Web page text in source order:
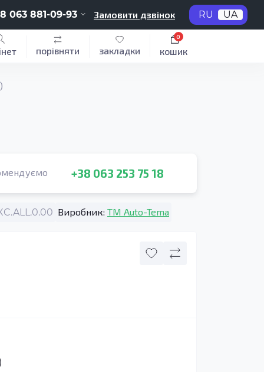
063 881-09-93 Замовити дзвінок RU UA
порівняти закладки кошик
0
+38 063 253 75 18
Виробник: TM Auto-Tema